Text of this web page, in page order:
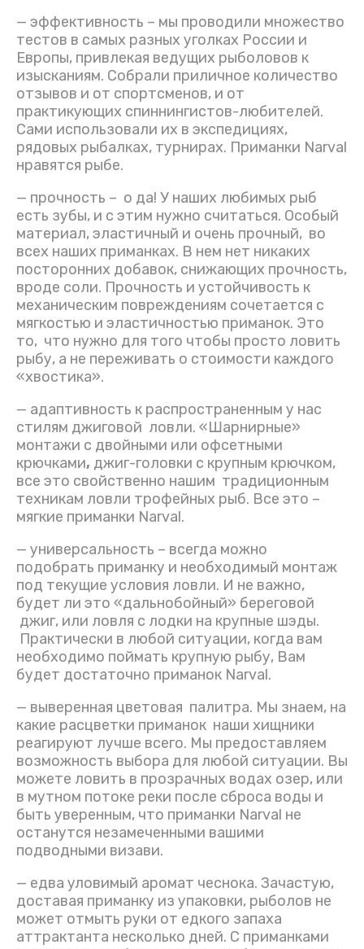
— эффективность – мы проводили множество
тестов в самых разных уголках России и
Европы, привлекая ведущих рыболовов к
изысканиям. Собрали приличное количество
отзывов и от спортсменов, и от
практикующих спиннингистов-любителей.
Сами использовали их в экспедициях,
рядовых рыбалках, турнирах. Приманки Narval
нравятся рыбе.
— прочность – о да! У наших любимых рыб
есть зубы, и с этим нужно считаться. Особый
материал, эластичный и очень прочный, во
всех наших приманках. В нем нет никаких
посторонних добавок, снижающих прочность,
вроде соли. Прочность и устойчивость к
механическим повреждениям сочетается с
мягкостью и эластичностью приманок. Это
то, что нужно для того чтобы просто ловить
рыбу, а не переживать о стоимости каждого
«хвостика».
— адаптивность к распространенным у нас
стилям джиговой ловли. «Шарнирные»
монтажи с двойными или офсетными
крючками, джиг-головки с крупным крючком,
все это свойственно нашим традиционным
техникам ловли трофейных рыб. Все это –
мягкие приманки Narval.
— универсальность – всегда можно
подобрать приманку и необходимый монтаж
под текущие условия ловли. И не важно,
будет ли это «дальнобойный» береговой
джиг, или ловля с лодки на крупные шэды.
Практически в любой ситуации, когда вам
необходимо поймать крупную рыбу, Вам
будет достаточно приманок Narval.
— выверенная цветовая палитра. Мы знаем, на
какие расцветки приманок наши хищники
реагируют лучше всего. Мы предоставляем
возможность выбора для любой ситуации. Вы
можете ловить в прозрачных водах озер, или
в мутном потоке реки после сброса воды и
быть уверенным, что приманки Narval не
останутся незамеченными вашими
подводными визави.
— едва уловимый аромат чеснока. Зачастую,
доставая приманку из упаковки, рыболов не
может отмыть руки от едкого запаха
аттрактанта несколько дней. С приманками